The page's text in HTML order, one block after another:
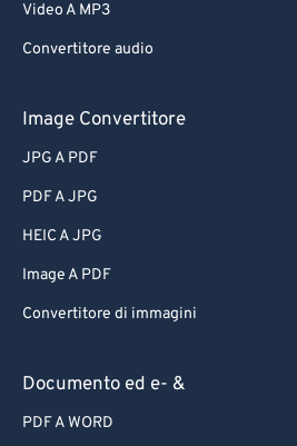
Video A MP3
Convertitore audio
Image Convertitore
JPG A PDF
PDF A JPG
HEIC A JPG
Image A PDF
Convertitore di immagini
Documento ed e- &
PDF A WORD